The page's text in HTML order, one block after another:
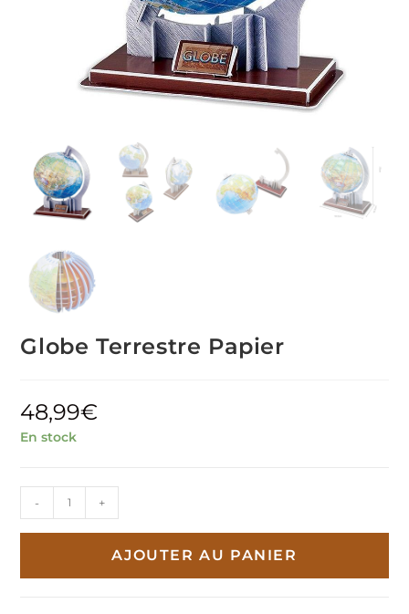
Globe Terrestre Papier
48,99€
En stock
quantité
de
- +
AJOUTER AU PANIER